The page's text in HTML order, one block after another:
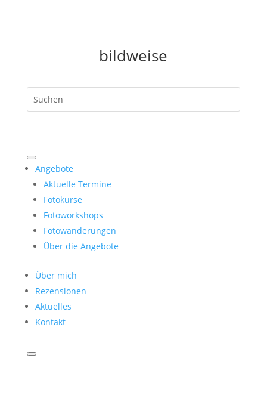
bildweise
Angebote
Aktuelle Termine
Fotokurse
Fotoworkshops
Fotowanderungen
Über die Angebote
Über mich
Rezensionen
Aktuelles
Kontakt